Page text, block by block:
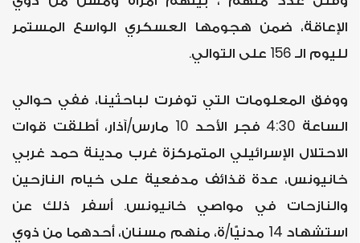
الإعاقة، ضمن هجومها العسكري الواسع المستمر
لليوم الـ 156 على التوالي.
ووفق المعلومات التي توفرت لباحثينا، ففي حوالي
الساعة 4:30 فجر الأحد 10 مارس/آذار، أطلقت قوات
الاحتلال الإسرائيلي المتمركزة غرب مدينة حمد غربي
خانيونس، عدة قذائف مدفعية على خيام النازحين
والنازحات في مواصي خانيونس. أسفر ذلك عن
استشهاد 14 مدنيًّا/ة، منهم مسنان، أحدهما من ذوي